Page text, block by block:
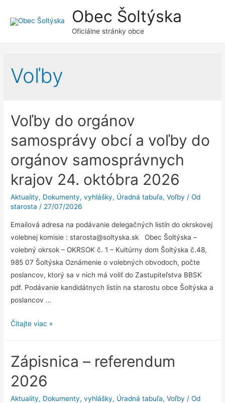
Obec Šoltýska
Oficiálne stránky obce
Voľby
Voľby do orgánov
samosprávy obcí a voľby do
orgánov samosprávnych
krajov 24. októbra 2026
Aktuality, Dokumenty, vyhlášky, Úradná tabuľa,Voľby / Od
starosta / 27/07/2026
Emailová adresa na podávanie delegačných listín do okrskovej
volebnej komisie : starosta@soltyska.sk Obec Šoltýska –
volebný okrsok – OKRSOK č. 1 – Kultúrny dom Šoltýska č.48,
985 07 Šoltýska Oznámenie o volebných obvodoch, počte
poslancov, ktorý sa v nich má voliť do Zastupiteľstva BBSK
pdf. Podávanie kandidátnych listín na starostu obce Šoltýska a
poslancov …
Voľby
samosprávy
a
voľby
Čítajte viac »
Zápisnica – referendum
2026
Aktuality, Dokumenty, vyhlášky, Úradná tabuľa,Voľby / Od